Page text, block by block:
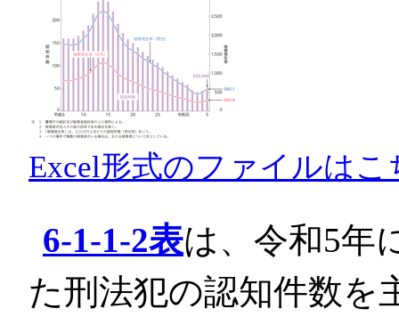
Excel形式のファイルはこ
6-1-1-2表は、令和5年
た刑法犯の認知件数を